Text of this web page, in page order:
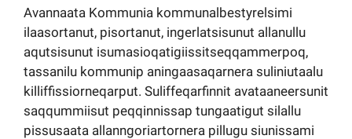
Tassaarsuaq
sullissivik.gl
Pilersaarutinut isaavik
Avannaata Kommunia kommunalbestyrelsimi
ilaasortanut, pisortanut, ingerlatsisunut allanullu
aqutsisunut isumasioqatigiissitseqqammerpoq,
tassanilu kommunip aningaasaqarnera suliniutaalu
killiffissiorneqarput. Suliffeqarfinnit avataaneersunit
saqqummiisut peqqinnissap tungaatigut silallu
pissusaata allanngoriartornera pillugu siunissami